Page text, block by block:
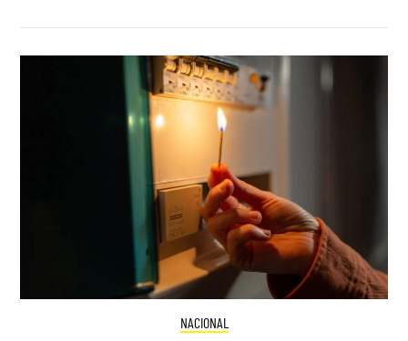
NACIONAL